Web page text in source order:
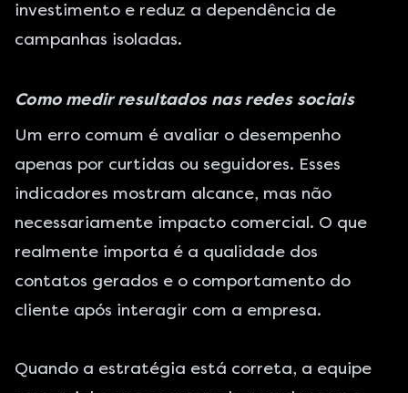
investimento e reduz a dependência de
campanhas isoladas.
Como medir resultados nas redes sociais
Um erro comum é avaliar o desempenho
apenas por curtidas ou seguidores. Esses
indicadores mostram alcance, mas não
necessariamente impacto comercial. O que
realmente importa é a qualidade dos
contatos gerados e o comportamento do
cliente após interagir com a empresa.
Quando a estratégia está correta, a equipe